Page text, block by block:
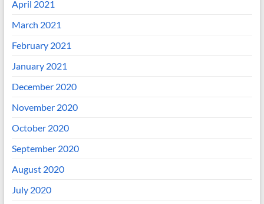
April 2021
March 2021
February 2021
January 2021
December 2020
November 2020
October 2020
September 2020
August 2020
July 2020